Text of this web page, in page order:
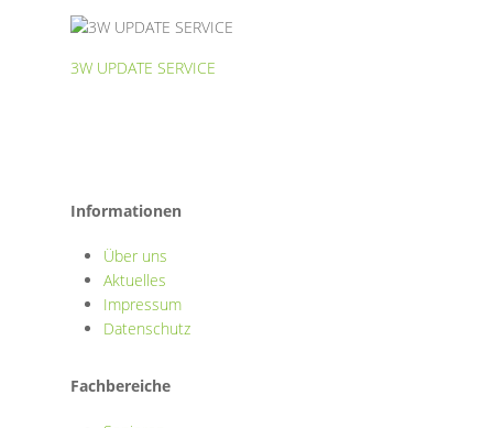
3W UPDATE SERVICE
Informationen
Über uns
Aktuelles
Impressum
Datenschutz
Fachbereiche